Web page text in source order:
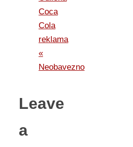
Coca
Cola
reklama
«
Neobavezno
Leave
a